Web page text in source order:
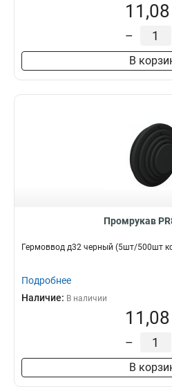
–
В
Промрукав
Гермоввод д32 черный (5шт/500шт
Подробнее
Наличие: В наличии
–
В